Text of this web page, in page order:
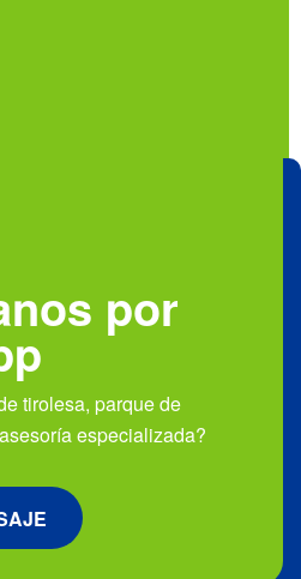
por
tirolesa, parque de
especializada?